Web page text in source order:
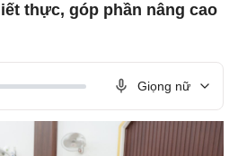
thực, góp phần nâng cao
Giọng nữ